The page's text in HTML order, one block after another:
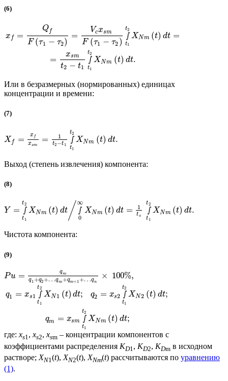
(6)
x f =
Qf
F (τ1 − τ2)
=
Vcxsm
F (τ1 − τ2 )
∫
t1
t2
XNm (t) dt =
=
xsm
t2 − t1
∫
t1
t2
XNm (t) dt.
Или в безразмерных (нормированных) единицах
концентрации и времени:
(7)
X f = xf
xsm
= 1
t2 −t1 ∫
t1
t2
XNm (t) dt.
Выход (степень извлечения) компонента:
(8)
Y = ∫
t1
t2
XNm (t) dt/ ∫
0
∞
XNm (t) dt = 1
ts
∫
t1
t2
XNm (t) dt.
Чистота компонента:
(9)
Pu = qm
q1 +q2+…qm+qm+1 +…qn
× 100%,
q1 = xs1 ∫
t1
t2
XN1 (t) dt; q2 = xs2 ∫
t1
t2
XN2 (t) dt;
qm = xsm ∫
t1
t2
XNm (t) dt;
где:xs1,xs2,xsm – концентрации компонентов с
коэффициентами распределения KD1 , KD2, KDm в исходном
растворе; XN1(t), XN2(t), XNm(t) рассчитываются по уравнению
(1).